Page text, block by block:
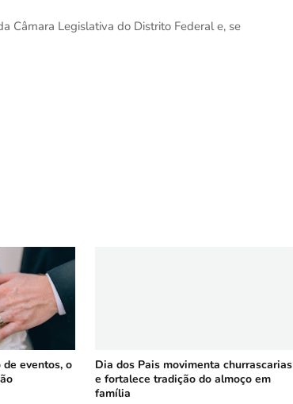
Câmara Legislativa do Distrito Federal e, se
eventos, o
Dia dos Pais movimenta churrascarias
e fortalece tradição do almoço em
família